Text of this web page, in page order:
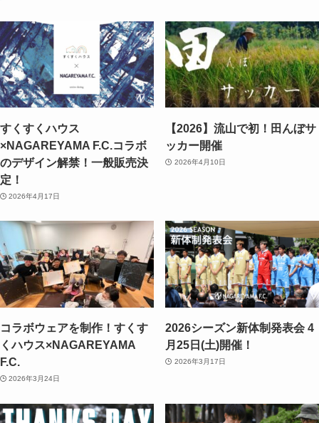
すくすくハウス
×NAGAREYAMA F.C.コラボ
のデザイン解禁！一般販売決
定！
2026年4月17日
【2026】流山で初！田んぼサ
ッカー開催
2026年4月10日
コラボウェアを制作！すくす
くハウス×NAGAREYAMA
F.C.
2026年3月24日
2026シーズン新体制発表会 4
月25日(土)開催！
2026年3月17日